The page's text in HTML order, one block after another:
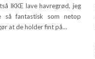
IKKE lave havregrød, jeg
fantastisk som netop
at de holder fint på…